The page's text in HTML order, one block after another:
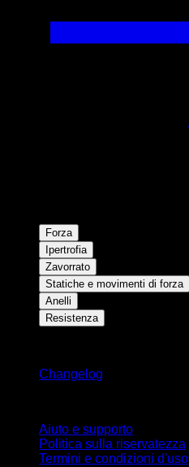
Forza
Ipertrofia
Zavorrato
Statiche e movimenti di forza
Anelli
Resistenza
Changelog
Aiuto e supporto
Politica sulla riservatezza
Termini e condizioni d'uso